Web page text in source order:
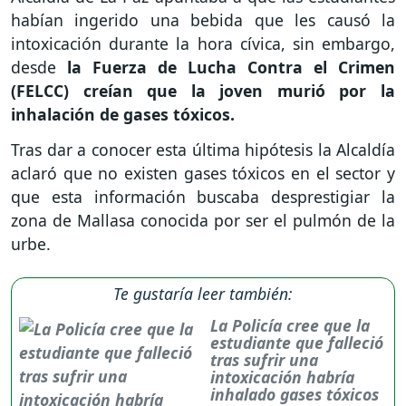
habían ingerido una bebida que les causó la
intoxicación durante la hora cívica, sin embargo,
desde la Fuerza de Lucha Contra el Crimen
(FELCC) creían que la joven murió por la
inhalación de gases tóxicos.
Tras dar a conocer esta última hipótesis la Alcaldía
aclaró que no existen gases tóxicos en el sector y
que esta información buscaba desprestigiar la
zona de Mallasa conocida por ser el pulmón de la
urbe.
Te gustaría leer también:
La Policía cree que la
estudiante que falleció
tras sufrir una
intoxicación habría
inhalado gases tóxicos